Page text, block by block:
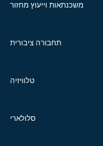
משכנתאות וייעוץ מחזור
תחבורה ציבורית
טלוויזיה
סלולארי